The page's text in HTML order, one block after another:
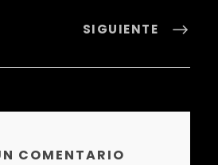
SIGUIENTE
COMENTARIO